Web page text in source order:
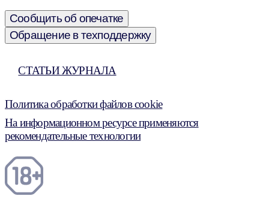
Сообщить об опечатке
Обращение в техподдержку
СТАТЬИ ЖУРНАЛА
Политика обработки файлов cookie
На информационном ресурсе применяются
рекомендательные технологии